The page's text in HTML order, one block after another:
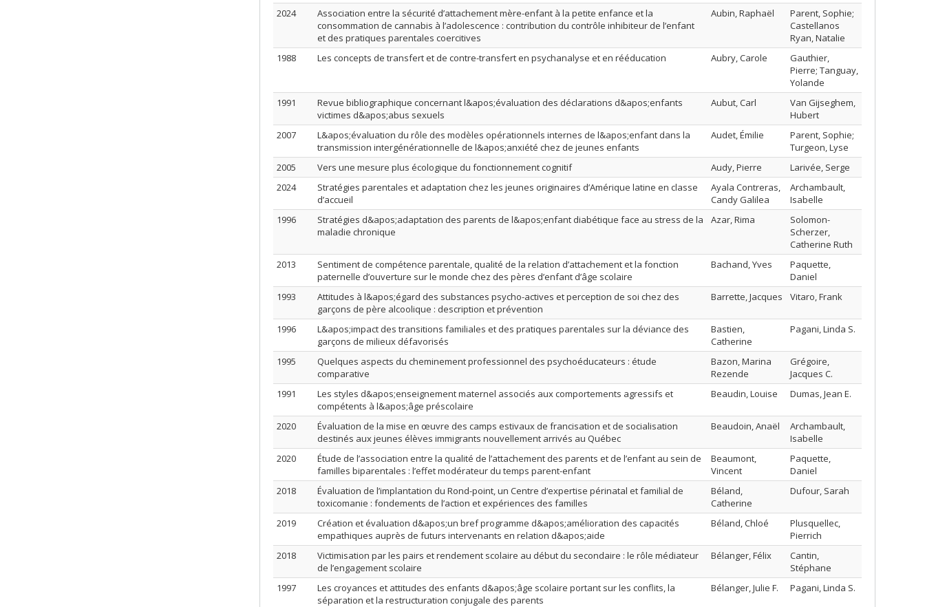
2024
Association entre la sécurité d’attachement mère-enfant à la petite enfance et la
consommation de cannabis à l’adolescence : contribution du contrôle inhibiteur de l’enfant
et des pratiques parentales coercitives
Aubin, Raphaël
Parent, Sophie;
Castellanos
Ryan, Natalie
1988
Les concepts de transfert et de contre-transfert en psychanalyse et en rééducation Aubry, Carole
Gauthier,
Pierre; Tanguay,
Yolande
1991
Revue bibliographique concernant l&apos;évaluation des déclarations d&apos;enfants
victimes d&apos;abus sexuels
Aubut, Carl
Van Gijseghem,
Hubert
2007
L&apos;évaluation du rôle des modèles opérationnels internes de l&apos;enfant dans la
transmission intergénérationnelle de l&apos;anxiété chez de jeunes enfants
Audet, Émilie
Parent, Sophie;
Turgeon, Lyse
2005
Vers une mesure plus écologique du fonctionnement cognitif Audy, Pierre
Larivée, Serge
2024
Stratégies parentales et adaptation chez les jeunes originaires d’Amérique latine en classe
d’accueil
Ayala Contreras,
Candy Galilea
Archambault,
Isabelle
1996
Stratégies d&apos;adaptation des parents de l&apos;enfant diabétique face au stress de la
maladie chronique
Azar, Rima
Solomon-
Scherzer,
Catherine Ruth
2013
Sentiment de compétence parentale, qualité de la relation d’attachement et la fonction
paternelle d’ouverture sur le monde chez des pères d’enfant d’âge scolaire
Bachand, Yves
Paquette,
Daniel
1993
Attitudes à l&apos;égard des substances psycho-actives et perception de soi chez des
garçons de père alcoolique : description et prévention
Barrette, Jacques Vitaro, Frank
1996
L&apos;impact des transitions familiales et des pratiques parentales sur la déviance des
garçons de milieux défavorisés
Bastien,
Catherine
Pagani, Linda S.
1995
Quelques aspects du cheminement professionnel des psychoéducateurs : étude
comparative
Bazon, Marina
Rezende
Grégoire,
Jacques C.
1991
Les styles d&apos;enseignement maternel associés aux comportements agressifs et
compétents à l&apos;âge préscolaire
Beaudin, Louise Dumas, Jean E.
2020
Évaluation de la mise en œuvre des camps estivaux de francisation et de socialisation
destinés aux jeunes élèves immigrants nouvellement arrivés au Québec
Beaudoin, Anaël
Archambault,
Isabelle
2020
Étude de l’association entre la qualité de l’attachement des parents et de l’enfant au sein de
familles biparentales : l’effet modérateur du temps parent-enfant
Beaumont,
Vincent
Paquette,
Daniel
2018
Évaluation de l’implantation du Rond-point, un Centre d’expertise périnatal et familial de
toxicomanie : fondements de l’action et expériences des familles
Béland,
Catherine
Dufour, Sarah
2019
Création et évaluation d&apos;un bref programme d&apos;amélioration des capacités
empathiques auprès de futurs intervenants en relation d&apos;aide
Béland, Chloé
Plusquellec,
Pierrich
2018
Victimisation par les pairs et rendement scolaire au début du secondaire : le rôle médiateur
de l’engagement scolaire
Bélanger, Félix
Cantin,
Stéphane
1997
Les croyances et attitudes des enfants d&apos;âge scolaire portant sur les conflits, la
séparation et la restructuration conjugale des parents
Bélanger, Julie F. Pagani, Linda S.